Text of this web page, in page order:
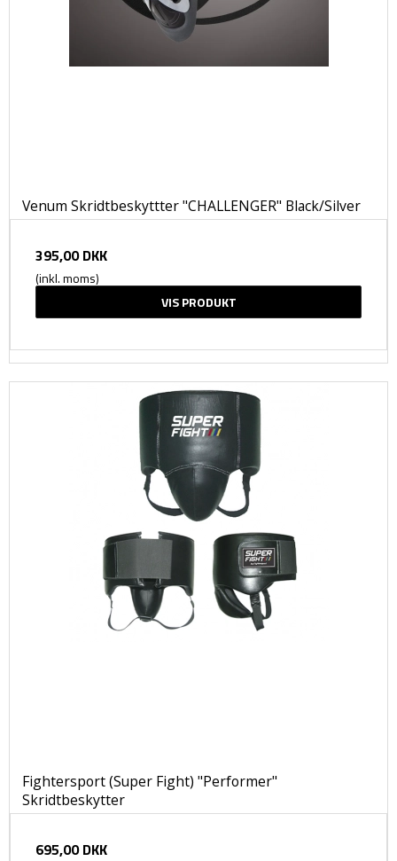
Venum Skridtbeskyttter "CHALLENGER" Black/Silver
395,00 DKK
(inkl. moms)
VIS PRODUKT
Fightersport (Super Fight) "Performer"
Skridtbeskytter
695,00 DKK